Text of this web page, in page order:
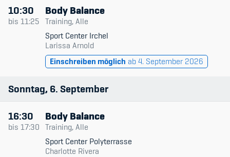
10:30
bis 11:25
Body Balance
Training, Alle
Sport Center Irchel
Larissa Arnold
Einschreiben möglich ab 4. September 2026
Sonntag 6 September
16:30
bis 17:30
Body Balance
Training, Alle
Sport Center Polyterrasse
Charlotte Rivera